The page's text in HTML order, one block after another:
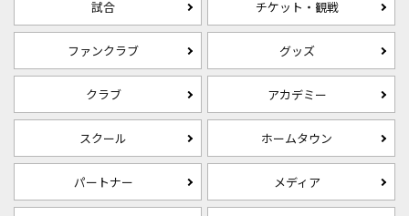
試合 チケット・観戦
ファンクラブ グッズ
クラブ アカデミー
スクール ホームタウン
パートナー メディア